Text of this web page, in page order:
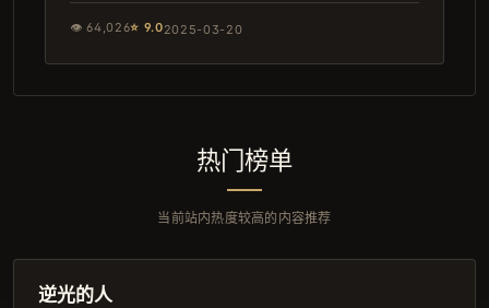
👁64,026⭐ 9.02025-03-20
热门榜单
当前站内热度较高的内容推荐
热播
逆光的人